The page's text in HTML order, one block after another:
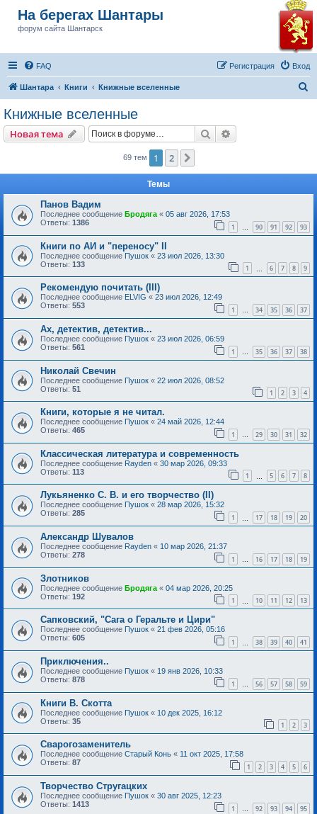
На берегах Шантары
форум сайта Шантарск
FAQ Вход
Регистрация
Шантара Книги Книжные вселенные
Книжные вселенные
Новая тема Поиск
69 тем 1 2
Темы
Панов Вадим
Последнее сообщение Бродяга « 05 авг 2026, 17:53
Ответы: 1386 1 … 90 91 92 93
Книги по АИ и "переносу" II
Последнее сообщение Пушок « 23 июл 2026, 13:30
Ответы: 133 1 6 7 8 9
Рекомендую почитать (III)
Последнее сообщение ELVIG « 23 июл 2026, 12:49
Ответы: 553 1 … 34 35 36 37
Ах, детектив, детектив...
Последнее сообщение Пушок « 23 июл 2026, 06:59
Ответы: 561 1 … 35 36 37 38
Николай Свечин
Последнее сообщение Пушок « 22 июл 2026, 08:52
Ответы: 51 1 2 3 4
Книги, которые я не читал.
Последнее сообщение Пушок « 24 май 2026, 12:44
Ответы: 465 1 … 29 30 31 32
Классическая литература и современность
Последнее сообщение Rayden « 30 мар 2026, 09:33
Ответы: 113 1 5 6 7 8
Лукьяненко С. В. и его творчество (II)
Последнее сообщение Пушок « 28 мар 2026, 15:32
Ответы: 285 1 17 18 19 20
Александр Шувалов
Последнее сообщение Rayden « 10 мар 2026, 21:37
Ответы: 278 1 … 16 17 18 19
Злотников
Последнее сообщение Бродяга « 04 мар 2026, 20:25
Ответы: 192 1 10 11 12 13
Сапковский, "Сага о Геральте и Цири"
Последнее сообщение Пушок « 21 фев 2026, 05:16
Ответы: 605 1 38 39 40 41
Приключения..
Последнее сообщение Пушок « 19 янв 2026, 10:33
Ответы: 878 1 … 56 57 58 59
Книги В. Скотта
Последнее сообщение Пушок « 10 дек 2025, 16:12
Ответы: 35 1 2 3
Сварогозаменитель
Последнее сообщение Старый Конь « 11 окт 2025, 17:58
Ответы: 87 1 2 3 4 5 6
Творчество Стругацких
Последнее сообщение Пушок « 30 авг 2025, 12:23
Ответы: 1413 1 … 92 93 94 95